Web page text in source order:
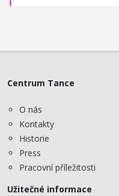
Centrum Tance
O nás
Kontakty
Historie
Press
Pracovní příležitosti
Užitečné informace